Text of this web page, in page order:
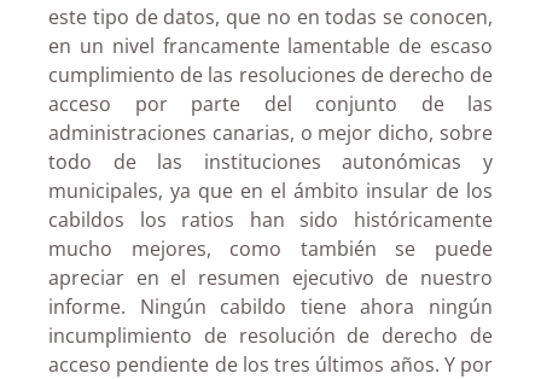
este tipo de datos, que no en todas se conocen,
en un nivel francamente lamentable de escaso
cumplimiento de las resoluciones de derecho de
acceso por parte del conjunto de las
administraciones canarias, o mejor dicho, sobre
todo de las instituciones autonómicas y
municipales, ya que en el ámbito insular de los
cabildos los ratios han sido históricamente
mucho mejores, como también se puede
apreciar en el resumen ejecutivo de nuestro
informe. Ningún cabildo tiene ahora ningún
incumplimiento de resolución de derecho de
acceso pendiente de los tres últimos años. Y por